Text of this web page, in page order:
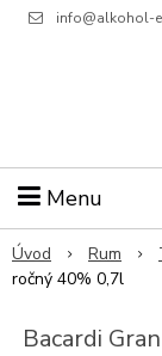
info@alkohol-
Menu
Úvod Rum
ročný 40% 0,7l
Bacardi